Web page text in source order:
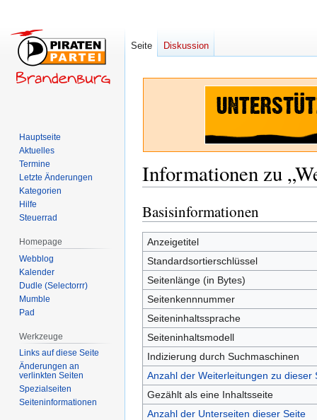
Informationen zu
Zur
Navigation
springen
Zur
Suche
springen
Basisinformationen
Anzeigetitel
Standardsortierschlüssel
Seitenlänge (in Bytes)
Seitenkennnummer
Seiteninhaltssprache
Seiteninhaltsmodell
Indizierung durch Suchmaschinen
Anzahl der Weiterleitungen zu dieser
Gezählt als eine Inhaltsseite
Anzahl der Unterseiten dieser Seite
Seite Diskussion
Hauptseite
Aktuelles
Termine
Letzte Änderungen
Kategorien
Hilfe
Steuerrad
Homepage
Webblog
Kalender
Dudle (Selectorrr)
Mumble
Pad
Werkzeuge
Links auf diese Seite
Änderungen an
verlinkten Seiten
Spezialseiten
Seiten­­informationen